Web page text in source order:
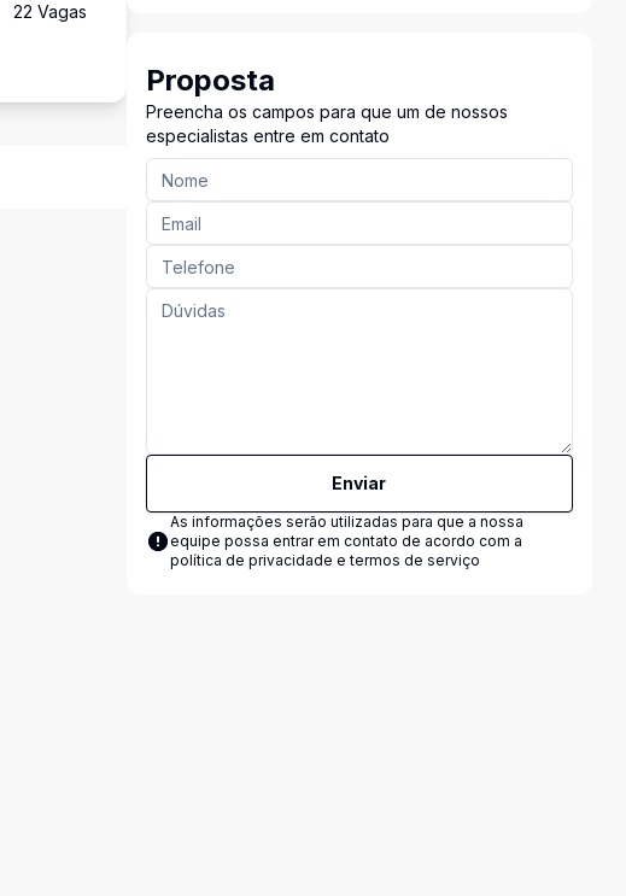
22 Vagas
Proposta
Preencha os campos para que um de nossos
especialistas entre em contato
Enviar
As informações serão utilizadas para que a nossa
equipe possa entrar em contato de acordo com a
política de privacidade e termos de serviço